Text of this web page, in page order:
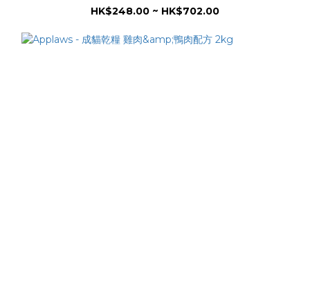
HK$248.00 ~ HK$702.00